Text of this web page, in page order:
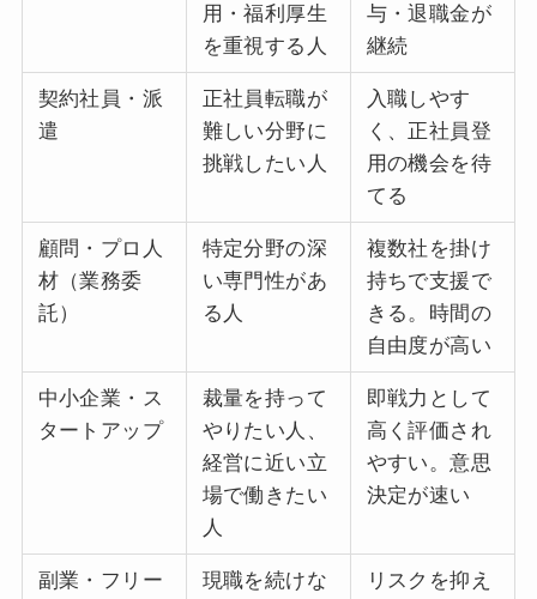
用・福利厚生
を重視する人
与・退職金が
継続
契約社員・派
遣
正社員転職が
難しい分野に
挑戦したい人
入職しやす
く、正社員登
用の機会を待
てる
顧問・プロ人
材（業務委
託）
特定分野の深
い専門性があ
る人
複数社を掛け
持ちで支援で
きる。時間の
自由度が高い
中小企業・ス
タートアップ
裁量を持って
やりたい人、
経営に近い立
場で働きたい
人
即戦力として
高く評価され
やすい。意思
決定が速い
副業・フリー
現職を続けな
リスクを抑え